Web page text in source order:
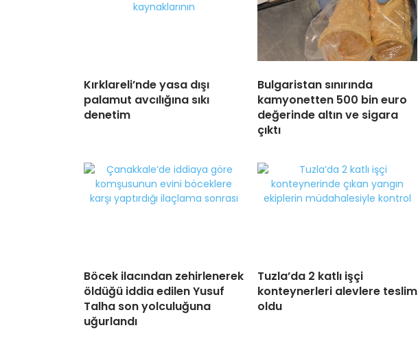
Kırklareli’nde yasa dışı
palamut avcılığına sıkı
denetim
Bulgaristan sınırında
kamyonetten 500 bin euro
değerinde altın ve sigara
çıktı
Böcek ilacından zehirlenerek
öldüğü iddia edilen Yusuf
Talha son yolculuğuna
uğurlandı
Tuzla’da 2 katlı işçi
konteynerleri alevlere teslim
oldu